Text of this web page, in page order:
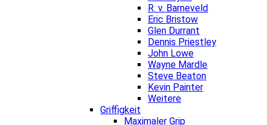
R. v. Barneveld
Eric Bristow
Glen Durrant
Dennis Priestley
John Lowe
Wayne Mardle
Steve Beaton
Kevin Painter
Weitere
Griffigkeit
Maximaler Grip